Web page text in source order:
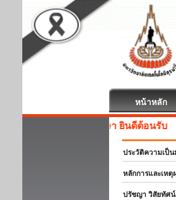
หน้าหลัก
สหกิจศึกษา ยินดีต้อนรับ
ประวัติความเป็น
หลักการและเหตุ
ปรัชญา วิสัยทัศน์